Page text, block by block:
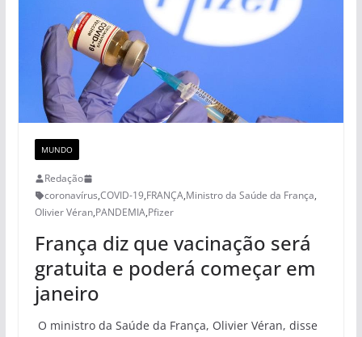
MUNDO
Redação
coronavírus,COVID-19,FRANÇA,Ministro da Saúde da França,
Olivier Véran,PANDEMIA,Pfizer
França diz que vacinação será
gratuita e poderá começar em
janeiro
O ministro da Saúde da França, Olivier Véran, disse